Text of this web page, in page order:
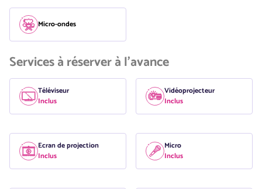
Micro-ondes
Services à réserver à l'avance
Téléviseur
Inclus
Vidéoprojecteur
Inclus
Ecran de projection
Inclus
Micro
Inclus